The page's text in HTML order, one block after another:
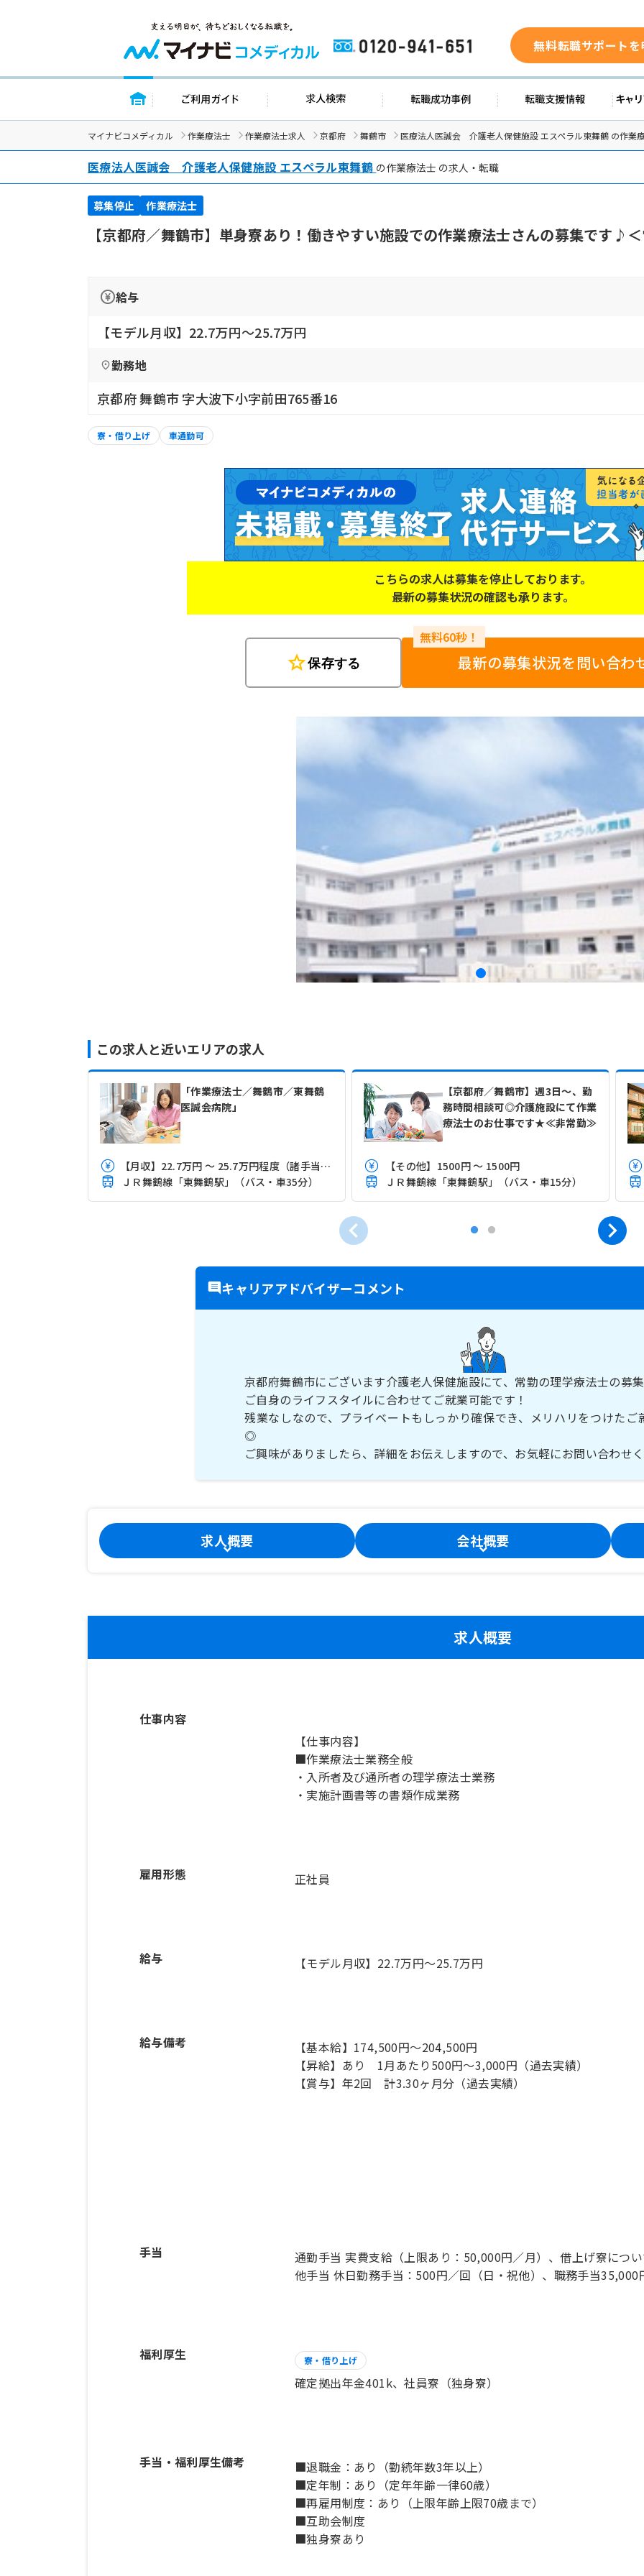
0120-941-651 無料転職サポート
トップページ ご利用ガイド 求人検索 転職成功事例 転職支
マイナビコメディカル 作業療法士 作業療法士求人 京都府 舞鶴市 医療法人医誠会 介護老人保健施設 エスペラル東舞鶴 の作業
医療法人医誠会 介護老人保健施設 エスペラル東舞鶴 の作業療法士 の求人・転職
募集停止 作業療法士
【京都府／舞鶴市】単身寮あり！働きやすい施設での作業療法士さんの募集です♪
給与
【モデル月収】22.7万円〜25.7万円
勤務地
京都府 舞鶴市 字大波下小字前田765番16
寮・借り上げ 車通勤可
こちらの求人は募集を停止しております。
最新の募集状況の確認も承ります。
star保存する 最新の募集状況を問い合わ
この求人と近いエリアの求人
「作業療法士／舞鶴市／東舞鶴
医誠会病院」
【月収】22.7万円 ～ 25.7万円程度（諸手当含む）
ＪＲ舞鶴線「東舞鶴駅」（バス・車35分）
【京都府／舞鶴市】週3日～、勤
務時間相談可◎介護施設にて作業
療法士のお仕事です★≪非常勤≫
【その他】1500円 ～ 1500円
ＪＲ舞鶴線「東舞鶴駅」（バス・車15分）
キャリアアドバイザーコメント
京都府舞鶴市にございます介護老人保健施設にて、常勤の理学療法士の募
ご自身のライフスタイルに合わせてご就業可能です！
残業なしなので、プライベートもしっかり確保でき、メリハリをつけたご
◎
ご興味がありましたら、詳細をお伝えしますので、お気軽にお問い合わせ
求人概要 会社概要
求人概要
仕事内容
【仕事内容】
■作業療法士業務全般
・入所者及び通所者の理学療法士業務
・実施計画書等の書類作成業務
雇用形態 正社員
給与 【モデル月収】22.7万円〜25.7万円
給与備考
【基本給】174,500円～204,500円
【昇給】あり 1月あたり500円～3,000円（過去実績）
【賞与】年2回 計3.30ヶ月分（過去実績）
手当
通勤手当 実費支給（上限あり：50,000円／月）、借上げ寮につ
他手当 休日勤務手当：500円／回（日・祝他）、職務手当
福利厚生 寮・借り上げ
確定拠出年金401k、社員寮（独身寮）
手当・福利厚生備考
■退職金：あり（勤続年数3年以上）
■定年制：あり（定年年齢一律60歳）
■再雇用制度：あり（上限年齢上限70歳まで）
■互助会制度
■独身寮あり